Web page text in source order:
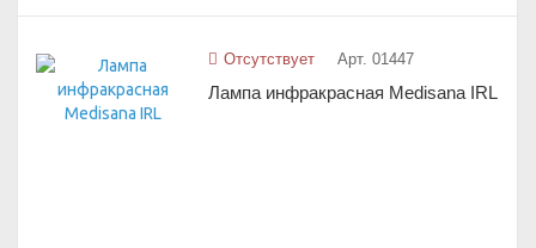
Отсутствует Арт. 01447
Лампа инфракрасная Medisana IRL